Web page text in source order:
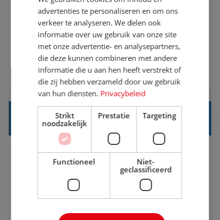
Ben jij een reisliefhebber met passie voor het
helpen van anderen om hun droomvakantie waar
te maken? Altijd al benieuwd geweest hoe het
eraan toegaat achter de schermen bij een van de
grootste reisorganisaties? Dan is een stage bij TUI
Nederland echt iets voor jou! Wij zijn op zoek
naar een enthousiaste, leergie...
BEKIJK VACATURE
HEAD OF SOCIAL STRATEGY
Flexible Baan
We're looking for a strategic leader to define and
own TUI's global social strategy across organic,
influencer and paid channels – creating a single
advertenties te personaliseren en om ons
verkeer te analyseren. We delen ook
informatie over uw gebruik van onze site
met onze advertentie- en analysepartners,
die deze kunnen combineren met andere
informatie die u aan hen heeft verstrekt of
die zij hebben verzameld door uw gebruik
van hun diensten. Privacybeleid
Strikt
noodzakelijk
Prestatie Targeting
Functioneel
Niet-
geclassificeerd